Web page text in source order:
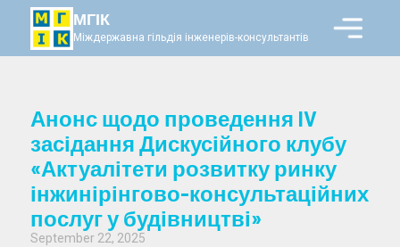
МГІК
Міждержавна гільдія інженерів-консультантів
Анонс щодо проведення IV
засідання Дискусійного клубу
«Актуалітети розвитку ринку
інжинірінгово-консультаційних
послуг у будівництві»
September 22, 2025